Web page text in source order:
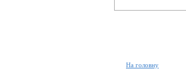
На головну